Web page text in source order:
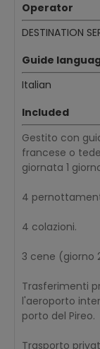
Operator
DESTINATION
Guide
Italian
Included
Gestito con
francese o
giornata 1
4
4 colazioni.
3 cene (giorno
Trasferimenti
l'aeroporto
porto del Pireo.
Trasporto